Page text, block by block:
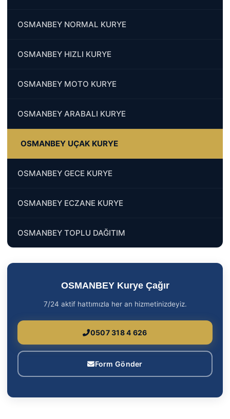
OSMANBEY NORMAL KURYE
OSMANBEY HIZLI KURYE
OSMANBEY MOTO KURYE
OSMANBEY ARABALI KURYE
OSMANBEY UÇAK KURYE
OSMANBEY GECE KURYE
OSMANBEY ECZANE KURYE
OSMANBEY TOPLU DAĞITIM
OSMANBEY Kurye Çağır
7/24 aktif hattımızla her an hizmetinizdeyiz.
0507 318 4 626
Form Gönder